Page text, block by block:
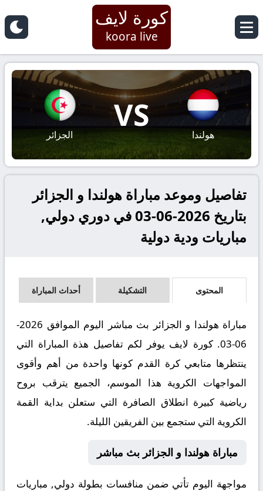
كورة لايف
koora live
هولندا
VS
الجزائر
تفاصيل وموعد مباراة هولندا و الجزائر
بتاريخ 2026-06-03 في دوري دولي,
مباريات ودية دولية
المحتوى التشكيلة أحداث المباراة
مباراة هولندا و الجزائر بث مباشر اليوم الموافق 2026-
06-03. كورة لايف يوفر لكم تفاصيل هذة المباراة التي
ينتظرها متابعي كرة القدم كونها واحدة من أهم وأقوى
المواجهات الكروية هذا الموسم، الجميع يترقب بروح
رياضية كبيرة انطلاق الصافرة التي ستعلن بداية القمة
الكروية التي ستجمع بين الفريقين الليلة.
مباراة هولندا و الجزائر بث مباشر
مواجهة اليوم تأتي ضمن منافسات بطولة دولي, مباريات